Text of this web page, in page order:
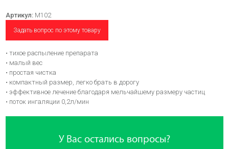
Артикул: M102
Задать вопрос по этому товару
• тихое распыление препарата
• малый вес
• простая чистка
• компактный размер, легко брать в дорогу
• эффективное лечение благодаря мельчайшему размеру частиц
• поток ингаляции 0,2л/мин
У Вас остались вопросы?